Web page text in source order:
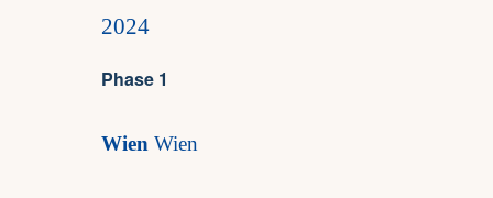
Phase 1
2024
Wien Wien